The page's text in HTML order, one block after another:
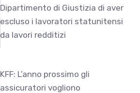
Dipartimento di Giustizia di aver
escluso i lavoratori statunitensi
da lavori redditizi
KFF: L’anno prossimo gli
assicuratori vogliono